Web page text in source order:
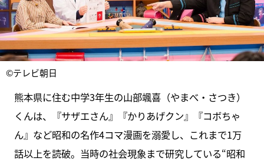
©テレビ朝日
熊本県に住む中学3年生の山部颯喜（やまべ・さつき）
くんは、『サザエさん』『かりあげクン』『コボちゃ
ん』など昭和の名作4コマ漫画を溺愛し、これまで1万
話以上を読破。当時の社会現象まで研究している“昭和